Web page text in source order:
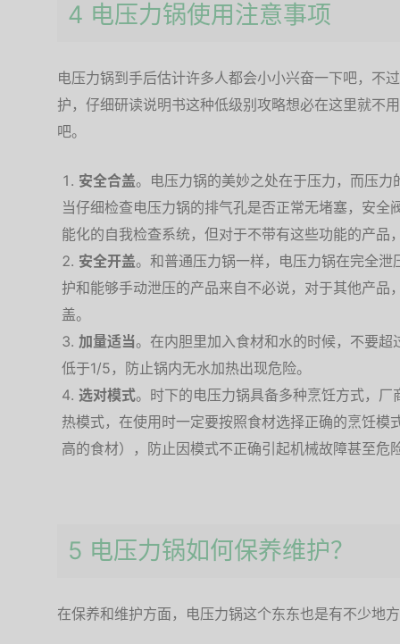
4 电压力锅使用注意事项
电压力锅到手后估计许多人都会小小兴奋一下吧，不
护，仔细研读说明书这种低级别攻略想必在这里就不
吧。
安全合盖。电压力锅的美妙之处在于压力，而压
当仔细检查电压力锅的排气孔是否正常无堵塞，安
能化的自我检查系统，但对于不带有这些功能的产品
安全开盖。和普通压力锅一样，电压力锅在完全
护和能够手动泄压的产品来自不必说，对于其他产品
盖。
加量适当。在内胆里加入食材和水的时候，不要
低于1/5，防止锅内无水加热出现危险。
选对模式。时下的电压力锅具备多种烹饪方式，
热模式，在使用时一定要按照食材选择正确的烹饪模
高的食材），防止因模式不正确引起机械故障甚至危
5 电压力锅如何保养维护？
在保养和维护方面，电压力锅这个东东也是有不少地